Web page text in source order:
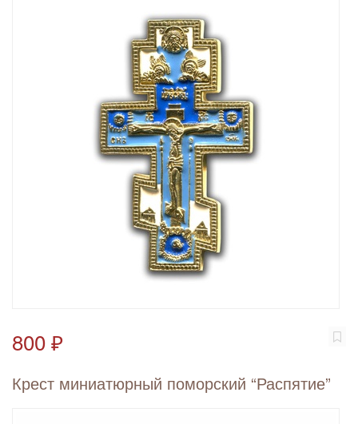
800 ₽
Крест миниатюрный поморский “Распятие”